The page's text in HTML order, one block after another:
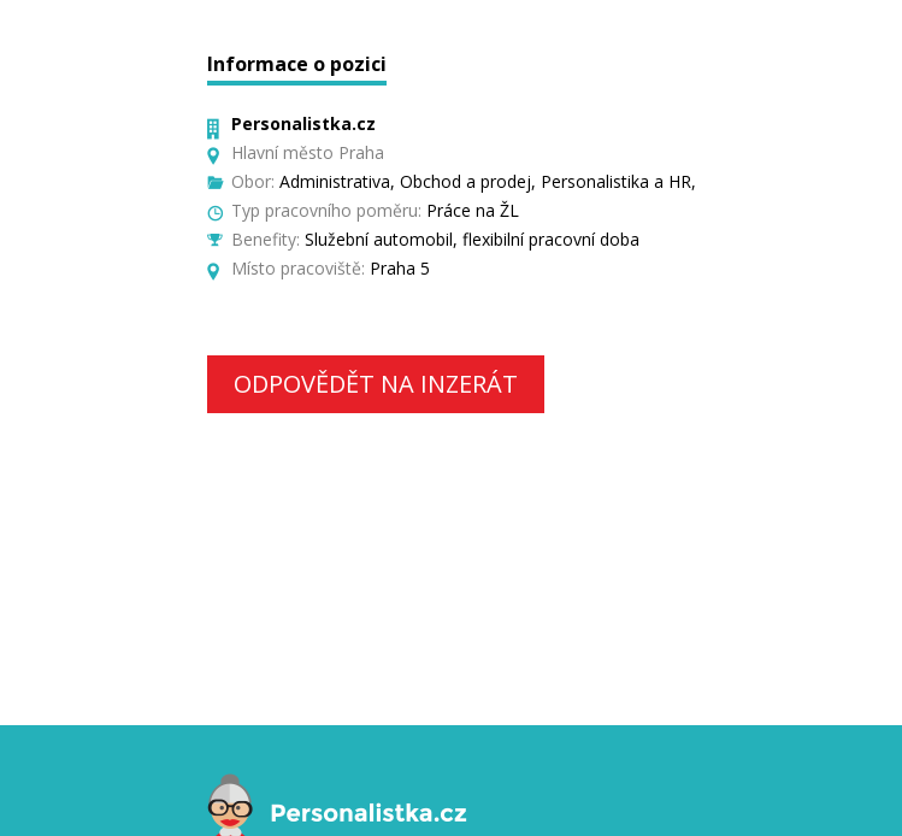
Informace o pozici
Personalistka.cz
Hlavní město Praha
Obor: Administrativa, Obchod a prodej, Personalistika a HR,
Typ pracovního poměru: Práce na ŽL
Benefity: Služební automobil, flexibilní pracovní doba
Místo pracoviště: Praha 5
ODPOVĚDĚT NA INZERÁT